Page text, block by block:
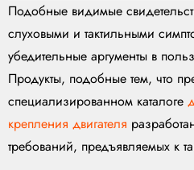
Подобные видимые
слуховыми и тактильными
убедительные аргументы в
Продукты, подобные тем, что
специализированном каталоге
крепления двигателя
требований, предъявляемых к